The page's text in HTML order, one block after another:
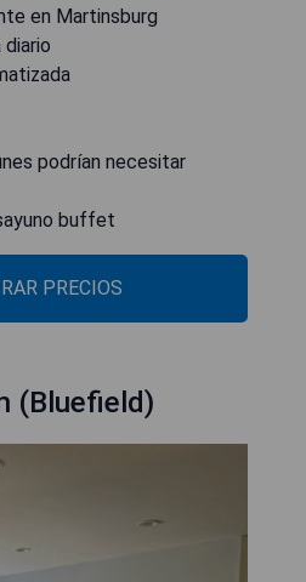
en Martinsburg
podrían necesitar
buffet
PRECIOS
(Bluefield)